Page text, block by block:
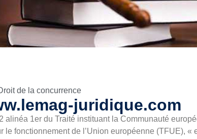
de la concurrence
juridique.com
alinéa 1er du Traité instituant la Communauté
le fonctionnement de l’Union européenne (TFUE), «